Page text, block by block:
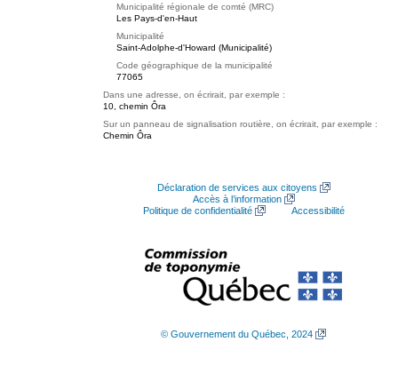
Municipalité régionale de comté (MRC)
Les Pays-d'en-Haut
Municipalité
Saint-Adolphe-d'Howard (Municipalité)
Code géographique de la municipalité
77065
Dans une adresse, on écrirait, par exemple :
10, chemin Ôra
Sur un panneau de signalisation routière, on écrirait, par exemple :
Chemin Ôra
Déclaration de services aux citoyens
Accès à l’information
Politique de confidentialité
Accessibilité
© Gouvernement du Québec, 2024